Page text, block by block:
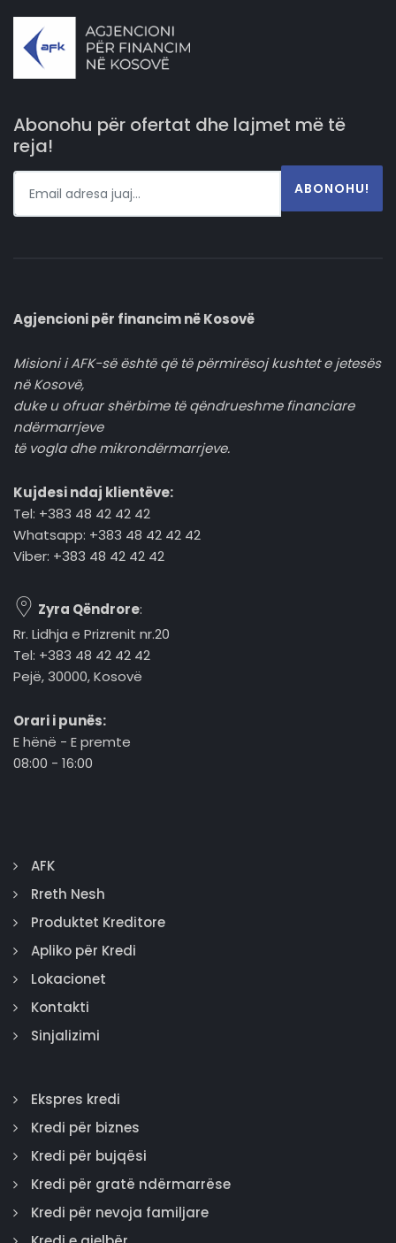
Abonohu për ofertat dhe lajmet më të
reja!
ABONOHU!
Agjencioni për financim në Kosovë
Misioni i AFK-së është që të përmirësoj kushtet e jetesës
në Kosovë,
duke u ofruar shërbime të qëndrueshme financiare
ndërmarrjeve
të vogla dhe mikrondërmarrjeve.
Kujdesi ndaj klientëve:
Tel: +383 48 42 42 42
Whatsapp: +383 48 42 42 42
Viber: +383 48 42 42 42
Zyra Qëndrore:
Rr. Lidhja e Prizrenit nr.20
Tel: +383 48 42 42 42
Pejë, 30000, Kosovë
Orari i punës:
E hënë - E premte
08:00 - 16:00
AFK
Rreth Nesh
Produktet Kreditore
Apliko për Kredi
Lokacionet
Kontakti
Sinjalizimi
Ekspres kredi
Kredi për biznes
Kredi për bujqësi
Kredi për gratë ndërmarrëse
Kredi për nevoja familjare